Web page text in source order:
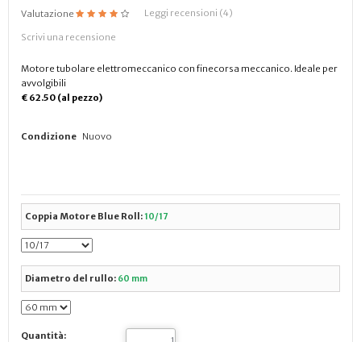
Valutazione Leggi recensioni (4)
Scrivi una recensione
Motore tubolare elettromeccanico con finecorsa meccanico. Ideale per
avvolgibili
€ 62.50 (al pezzo)
Condizione Nuovo
Coppia Motore Blue Roll:10/17
Diametro del rullo: 60 mm
Quantità: